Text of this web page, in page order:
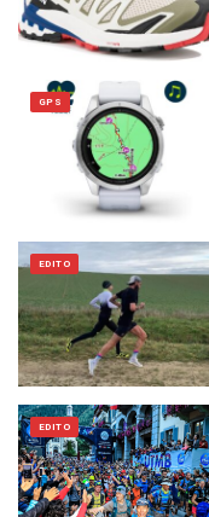
GPS
EDITO
EDITO